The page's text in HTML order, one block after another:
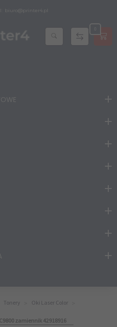
biuro@printer4.pl
Tonery Oki Laser Color
zamiennik 42918916